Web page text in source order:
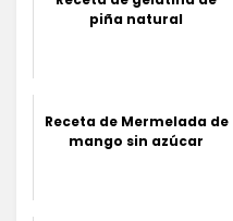
piña natural
Receta de Mermelada de
mango sin azúcar